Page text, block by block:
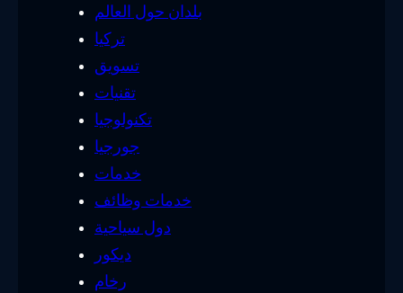
بلدان حول العالم
تركيا
تسويق
تقنيات
تكنولوجيا
جورجيا
خدمات
خدمات وظائف
دول سياحية
ديكور
رخام